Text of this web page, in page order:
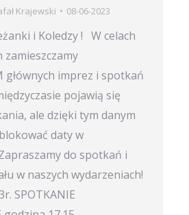
Krajewski 08-06-2023
i Koledzy ! W celach
głównych imprez i spotkań
pojawią się
ale dzięki tym danym
daty w
do spotkań i
w naszych wydarzeniach!
SPOTKANIE